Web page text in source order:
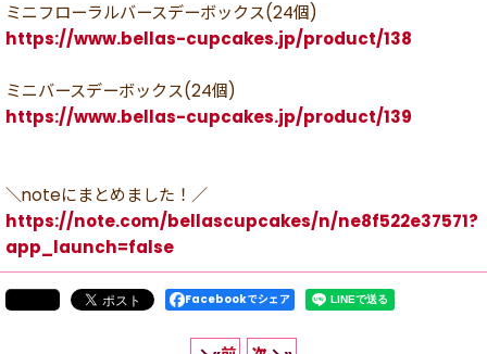
ミニフローラルバースデーボックス(24個)
https://www.bellas-cupcakes.jp/product/138
ミニバースデーボックス(24個)
https://www.bellas-cupcakes.jp/product/139
＼noteにまとめました！／
https://note.com/bellascupcakes/n/ne8f522e37571?
app_launch=false
Facebookでシェア